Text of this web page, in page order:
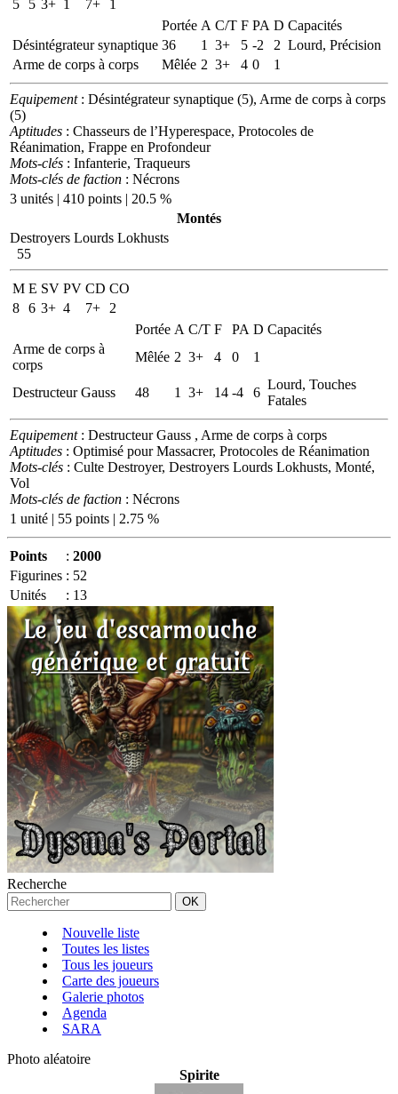
5
5 3+ 1 7+
1
Portée A C/T F PA D Capacités
Désintégrateur synaptique 36 1 3+ 5 -2 2 Lourd, Précision
Arme de corps à corps
Mêlée 2 3+ 4 0 1
Equipement: Désintégrateur synaptique (5), Arme de corps à corps
(5)
Aptitudes : Chasseurs de l’Hyperespace, Protocoles de
Réanimation, Frappe en Profondeur
Mots-clés : Infanterie, Traqueurs
Mots-clés de faction : Nécrons
3 unités | 410 points | 20.5 %
Montés
Destroyers Lourds Lokhusts
55
M E SV PV CD CO
8 6 3+ 4 7+
2
Portée A C/T F PA D Capacités
Arme de corps à
corps
Mêlée 2 3+ 4 0 1
Destructeur Gauss 48 1 3+ 14 -4 6
Lourd, Touches
Fatales
Equipement: Destructeur Gauss , Arme de corps à corps
Aptitudes : Optimisé pour Massacrer, Protocoles de Réanimation
Mots-clés : Culte Destroyer, Destroyers Lourds Lokhusts, Monté,
Vol
Mots-clés de faction : Nécrons
1 unité | 55 points | 2.75 %
Points : 2000
Figurines : 52
Unités
: 13
Recherche
Nouvelle liste
Toutes les listes
Tous les joueurs
Carte des joueurs
Galerie photos
Agenda
SARA
Photo aléatoire
Spirite